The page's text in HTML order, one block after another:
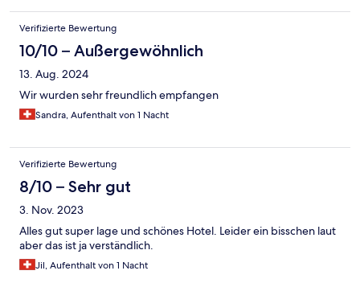
Verifizierte Bewertung
10/10 – Außergewöhnlich
13. Aug. 2024
Wir wurden sehr freundlich empfangen
Sandra, Aufenthalt von 1 Nacht
Verifizierte Bewertung
8/10 – Sehr gut
3. Nov. 2023
Alles gut super lage und schönes Hotel. Leider ein bisschen laut
aber das ist ja verständlich.
Jil, Aufenthalt von 1 Nacht